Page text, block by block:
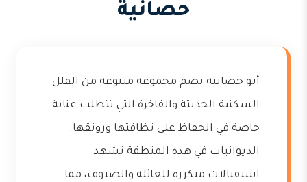
حصانية
أبو حصانية تضم مجموعة متنوعة من الفلل
السكنية الحديثة والفاخرة التي تتطلب عناية
خاصة في الحفاظ على نظافتها ورونقها.
الديوانيات في هذه المنطقة تشهد
استقبالات متكررة للعائلة والضيوف، مما